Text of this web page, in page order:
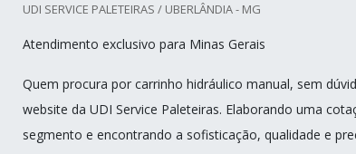
UDI SERVICE PALETEIRAS / UBERLÂNDIA - MG
Atendimento exclusivo para Minas Gerais
Quem procura por carrinho hidráulico manual, sem
website da UDI Service Paleteiras. Elaborando uma
segmento e encontrando a sofisticação, qualidade e